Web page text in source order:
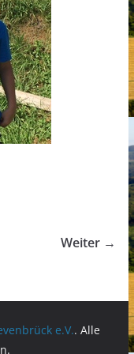
Weiter →
e.V.. Alle